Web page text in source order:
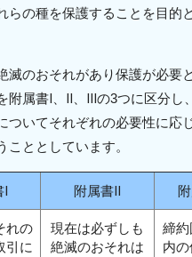
らの種を保護することを目的
滅のおそれがあり保護が必要
附属書Ⅰ、Ⅱ、Ⅲの3つに区分し
ついてそれぞれの必要性に応
こととしています。
附属書Ⅱ
れの
引に
現在は必ずしも
絶滅のおそれは
締約
内